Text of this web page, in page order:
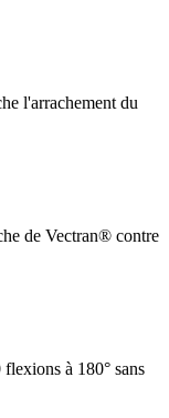
l'arrachement du
de Vectran® contre
à 180° sans